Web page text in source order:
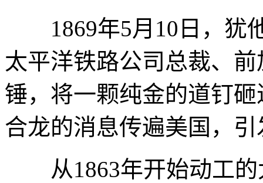
1869年5月10日，犹
太平洋铁路公司总裁、
锤，将一颗纯金的道钉
合龙的消息传遍美国，
从1863年开始动工的